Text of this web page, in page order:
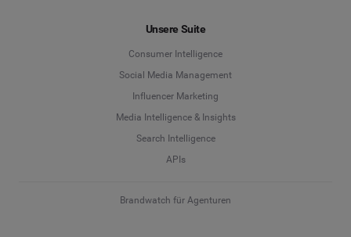
Unsere Suite
Consumer Intelligence
Social Media Management
Influencer Marketing
Media Intelligence & Insights
Search Intelligence
APIs
Brandwatch für Agenturen